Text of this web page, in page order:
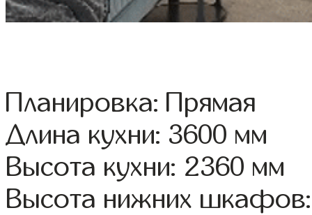
Планировка: Прямая
Длина кухни: 3600 мм
Высота кухни: 2360 мм
Высота нижних